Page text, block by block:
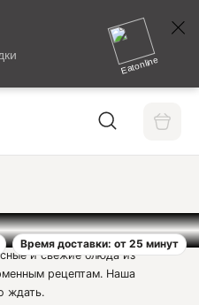
Eatonline
Время доставки: от 25 минут
и свежие блюда из
рецептам. Наша
ждать.